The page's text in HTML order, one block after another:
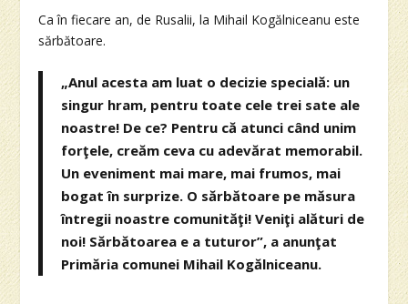
Ca în fiecare an, de Rusalii, la Mihail Kogălniceanu este
sărbătoare.
„Anul acesta am luat o decizie specială: un
singur hram, pentru toate cele trei sate ale
noastre! De ce? Pentru că atunci când unim
forţele, creăm ceva cu adevărat memorabil.
Un eveniment mai mare, mai frumos, mai
bogat în surprize. O sărbătoare pe măsura
întregii noastre comunităţi! Veniţi alături de
noi! Sărbătoarea e a tuturor”, a anunţat
Primăria comunei Mihail Kogălniceanu.